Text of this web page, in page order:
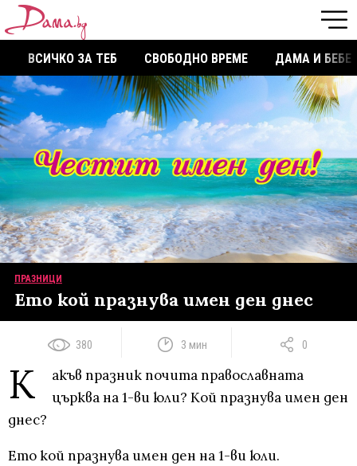
ВСИЧКО ЗА ТЕБ СВОБОДНО ВРЕМЕ ДАМА И БЕБЕ
ПРАЗНИЦИ
Ето кой празнува имен ден днес
380 3 мин 0
К
акъв празник почита православната
църква на 1-ви юли? Кой празнува имен ден
днес?
Ето кой празнува имен ден на 1-ви юли.